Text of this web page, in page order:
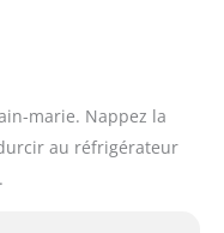
marie. Nappez la
au réfrigérateur